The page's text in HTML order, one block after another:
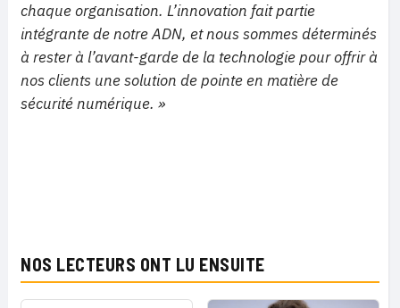
chaque organisation. L’innovation fait partie
intégrante de notre ADN, et nous sommes déterminés
à rester à l’avant-garde de la technologie pour offrir à
nos clients une solution de pointe en matière de
sécurité numérique. »
NOS LECTEURS ONT LU ENSUITE